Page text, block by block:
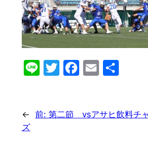
LineTwitter
Facebook
Email
共
← 前: 第二節 vsアサヒ飲料チ
ズ